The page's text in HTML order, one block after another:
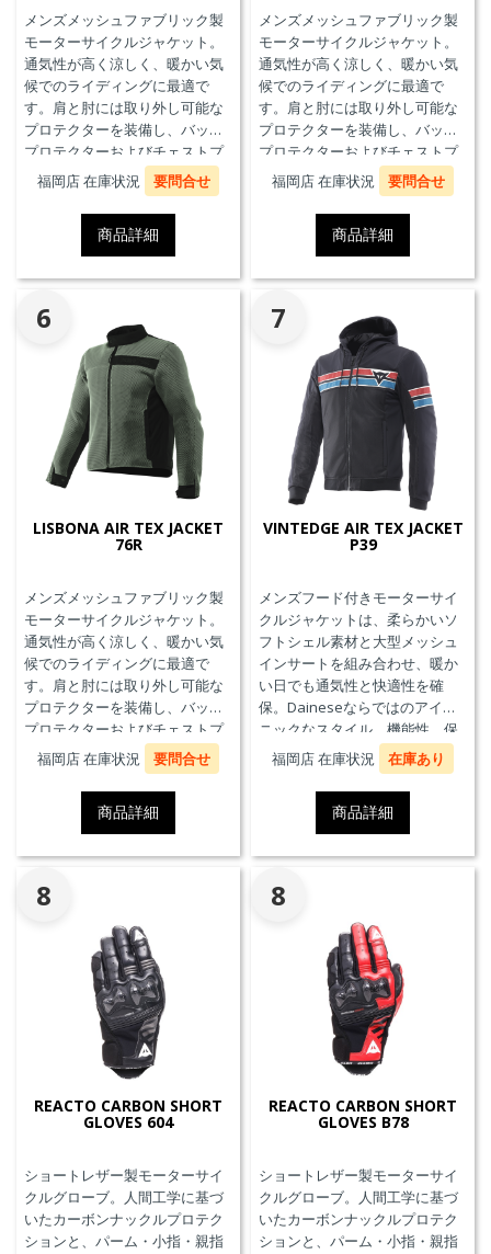
メンズメッシュファブリック製
モーターサイクルジャケット。
通気性が高く涼しく、暖かい気
候でのライディングに最適で
す。肩と肘には取り外し可能な
プロテクターを装備し、バック
プロテクターおよびチェストプ
ロテクターにも対応していま
す。
福岡店 在庫状況 要問合せ
商品詳細
メンズメッシュファブリック製
モーターサイクルジャケット。
通気性が高く涼しく、暖かい気
候でのライディングに最適で
す。肩と肘には取り外し可能な
プロテクターを装備し、バック
プロテクターおよびチェストプ
ロテクターにも対応していま
す。
福岡店 在庫状況 要問合せ
商品詳細
6
LISBONA AIR TEX JACKET
76R
メンズメッシュファブリック製
モーターサイクルジャケット。
通気性が高く涼しく、暖かい気
候でのライディングに最適で
す。肩と肘には取り外し可能な
プロテクターを装備し、バック
プロテクターおよびチェストプ
ロテクターにも対応していま
す。
福岡店 在庫状況 要問合せ
商品詳細
7
VINTEDGE AIR TEX JACKET
P39
メンズフード付きモーターサイ
クルジャケットは、柔らかいソ
フトシェル素材と大型メッシュ
インサートを組み合わせ、暖か
い日でも通気性と快適性を確
保。Daineseならではのアイコ
ニックなスタイル、機能性、保
護性能を兼ね備え、郊外でのツ
ーリングや都市での通勤に最適
福岡店 在庫状況 在庫あり
商品詳細
8
REACTO CARBON SHORT
GLOVES 604
ショートレザー製モーターサイ
クルグローブ。人間工学に基づ
いたカーボンナックルプロテク
ションと、パーム・小指・親指
8
REACTO CARBON SHORT
GLOVES B78
ショートレザー製モーターサイ
クルグローブ。人間工学に基づ
いたカーボンナックルプロテク
ションと、パーム・小指・親指